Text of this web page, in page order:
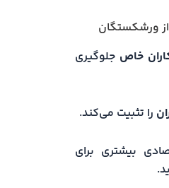
ورشکستگان
خاص جلوگیری
را تثبیت می‌کند.
بیشتری برای